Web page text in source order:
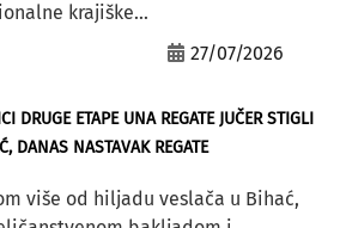
krajiške...
27/07/2026
DRUGE ETAPE UNA REGATE JUČER STIGLI
DANAS NASTAVAK REGATE
više od hiljadu veslača u Bihać,